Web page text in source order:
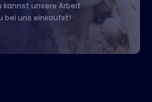
kannst unsere Arbeit
bei uns einkaufst!